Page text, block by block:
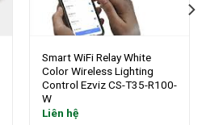
Smart WiFi Relay White
Color Wireless Lighting
Control Ezviz CS-T35-R100-
W
Liên hệ